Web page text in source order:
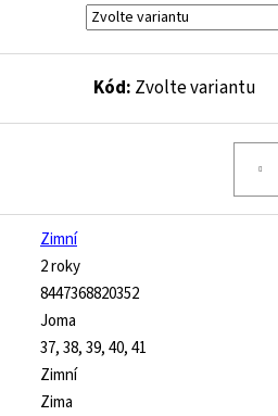
Kód: Zvolte variantu
Zimní
2 roky
8447368820352
Joma
37, 38, 39, 40, 41
Zimní
Zima
KOMPROMIS KE FLASH - BLUE
1 490 Kč